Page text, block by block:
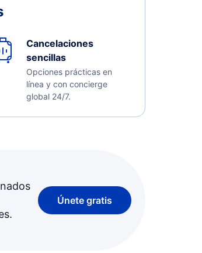
Cancelaciones
sencillas
Opciones prácticas en
línea y con concierge
global 24/7.
Únete gratis